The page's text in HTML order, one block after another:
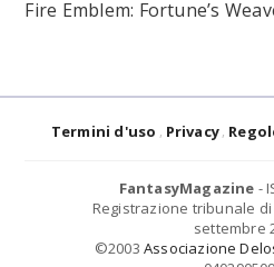
Fire Emblem: Fortune’s
Termini d'uso Privacy
FantasyMagazine -
Registrazione tribunale di
settembre
©2003 Associazione